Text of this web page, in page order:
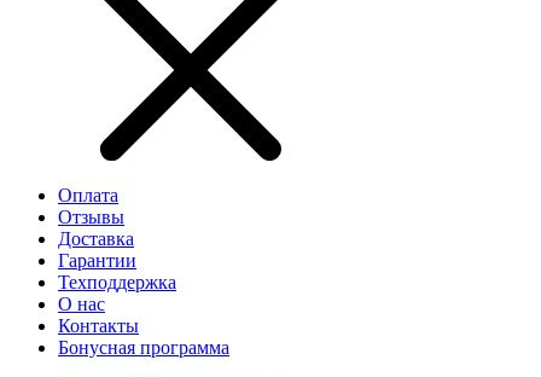
Оплата
Отзывы
Доставка
Гарантии
Техподдержка
О нас
Контакты
Бонусная программа